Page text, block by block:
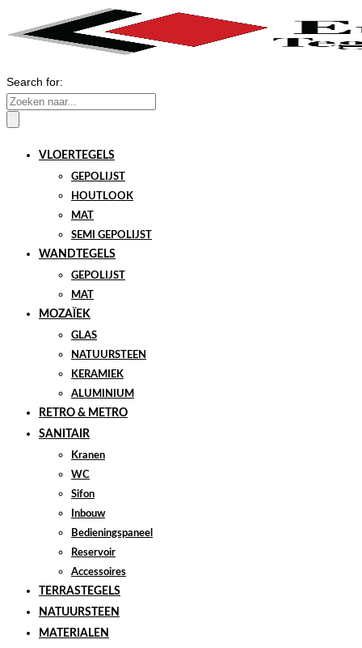
Search for:
VLOERTEGELS
GEPOLIJST
HOUTLOOK
MAT
SEMI GEPOLIJST
WANDTEGELS
GEPOLIJST
MAT
MOZAÏEK
GLAS
NATUURSTEEN
KERAMIEK
ALUMINIUM
RETRO & METRO
SANITAIR
Kranen
WC
Sifon
Inbouw
Bedieningspaneel
Reservoir
Accessoires
TERRASTEGELS
NATUURSTEEN
MATERIALEN